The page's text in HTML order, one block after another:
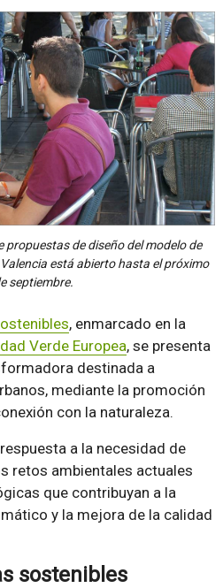
propuestas de diseño del modelo de
está abierto hasta el próximo
septiembre.
, enmarcado en la
Verde Europea, se presenta
destinada a
mediante la promoción
con la naturaleza.
a la necesidad de
retos ambientales actuales
que contribuyan a la
y la mejora de la calidad
sostenibles